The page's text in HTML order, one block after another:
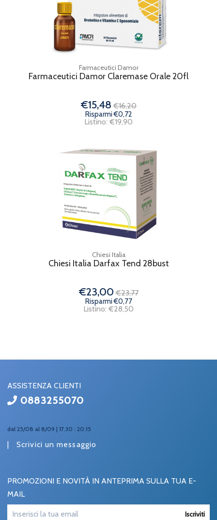
Farmaceutici Damor
Farmaceutici Damor Claremase Orale 20fl
€15,48 €16,20
Risparmi €0,72
Listino: €19,90
Chiesi Italia
Chiesi Italia Darfax Tend 28bust
€23,00 €23,77
Risparmi €0,77
Listino: €28,50
ASSISTENZA CLIENTI
0883255070
dal 25/08 al 8/09 | 17.30 : 20.15
| Scrivici un messaggio
PROMOZIONI E NOVITÀ IN ANTEPRIMA SULLA TUA E-
MAIL
Iscriviti